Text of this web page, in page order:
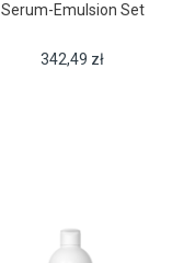
Serum-Emulsion Set
342,49 zł